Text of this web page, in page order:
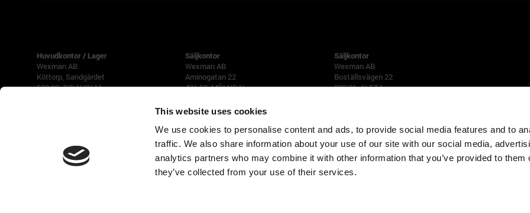
This website uses cookies
We use cookies to personalise content and ads, to provide social media features and to
traffic. We also share information about your use of our site with our social media,
analytics partners who may combine it with other information that you’ve provided to them
they’ve collected from your use of their services.
Huvudkontor / Lager
Wexman AB
Köttorp, Sandgärdet
522 92 TIDAHOLM
(Lunch 12 -13)
Fredag 08 - 16
Säljkontor
Wexman AB
Aminogatan 22
431 53 MÖLNDAL
Tfn 031-87 42 40
Säljkontor
Wexman AB
Boställsvägen 22
822 91 ALFTA